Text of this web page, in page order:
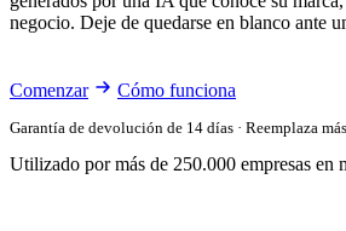
negocio. Deje de quedarse en blanco ante
Comenzar Cómo funciona
Garantía de devolución de 14 días · Reemplaza
Utilizado por más de 250.000 empresas en